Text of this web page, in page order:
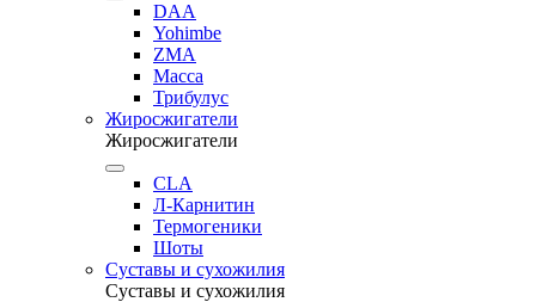
DAA
Yohimbe
ZMA
Масса
Трибулус
Жиросжигатели
Жиросжигатели
CLA
Л-Карнитин
Термогеники
Шоты
Суставы и сухожилия
Суставы и сухожилия